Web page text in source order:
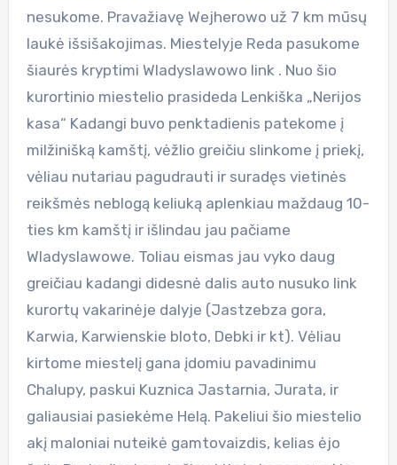
nesukome. Pravažiavę Wejherowo už 7 km mūsų
laukė išsišakojimas. Miestelyje Reda pasukome
šiaurės kryptimi Wladyslawowo link . Nuo šio
kurortinio miestelio prasideda Lenkiška „Nerijos
kasa“ Kadangi buvo penktadienis patekome į
milžinišką kamštį, vėžlio greičiu slinkome į priekį,
vėliau nutariau pagudrauti ir suradęs vietinės
reikšmės neblogą keliuką aplenkiau maždaug 10-
ties km kamštį ir išlindau jau pačiame
Wladyslawowe. Toliau eismas jau vyko daug
greičiau kadangi didesnė dalis auto nusuko link
kurortų vakarinėje dalyje (Jastzebza gora,
Karwia, Karwienskie bloto, Debki ir kt). Vėliau
kirtome miestelį gana įdomiu pavadinimu
Chalupy, paskui Kuznica Jastarnia, Jurata, ir
galiausiai pasiekėme Helą. Pakeliui šio miestelio
akį maloniai nuteikė gamtovaizdis, kelias ėjo